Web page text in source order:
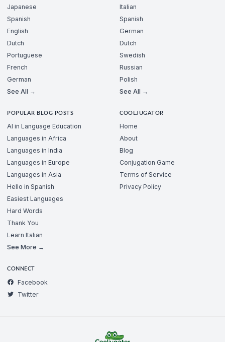
Japanese
Spanish
English
Dutch
Portuguese
French
German
See All →
Italian
Spanish
German
Dutch
Swedish
Russian
Polish
See All →
POPULAR BLOG POSTS
AI in Language Education
Languages in Africa
Languages in India
Languages in Europe
Languages in Asia
Hello in Spanish
Easiest Languages
Hard Words
Thank You
Learn Italian
See More →
COOLJUGATOR
Home
About
Blog
Conjugation Game
Terms of Service
Privacy Policy
CONNECT
Facebook
Twitter